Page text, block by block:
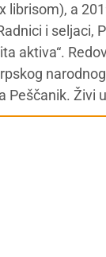
librisom), a
i seljaci,
aktiva“.
Peščanik. Živi